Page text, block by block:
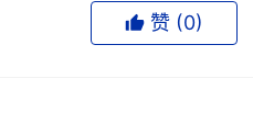
另外，NSC55的简单虚拟化
赞 (0)